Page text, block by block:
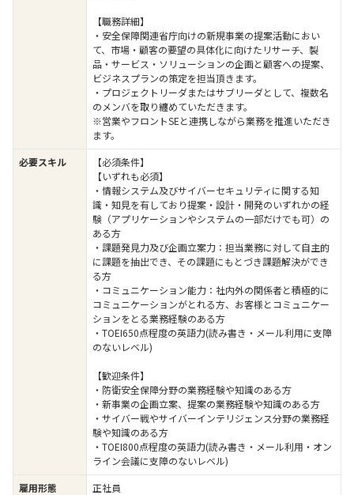
【職務詳細】
・安全保障関連省庁向けの新規事業の提案活動におい
て、市場・顧客の要望の具体化に向けたリサーチ、製
品・サービス・ソリューションの企画と顧客への提案、
ビジネスプランの策定を担当頂きます。
・プロジェクトリーダまたはサブリーダとして、複数名
のメンバを取り纏めていただきます。
※営業やフロントSEと連携しながら業務を推進いただき
ます。
必要スキル
【必須条件】
【いずれも必須】
・情報システム及びサイバーセキュリティに関する知
識・知見を有しており提案・設計・開発のいずれかの経
験（アプリケーションやシステムの一部だけでも可）の
ある方
・課題発見力及び企画立案力：担当業務に対して自主的
に課題を抽出でき、その課題にもとづき課題解決ができ
る方
・コミュニケーション能力：社内外の関係者と積極的に
コミュニケーションがとれる方、お客様とコミュニケー
ションをとる業務経験のある方
・TOEI650点程度の英語力(読み書き・メール利用に支障
のないレベル)
【歓迎条件】
・防衛安全保障分野の業務経験や知識のある方
・新事業の企画立案、提案の業務経験や知識のある方
・サイバー戦やサイバーインテリジェンス分野の業務経
験や知識のある方
・TOEI800点程度の英語力(読み書き・メール利用・オン
ライン会議に支障のないレベル)
雇用形態
正社員